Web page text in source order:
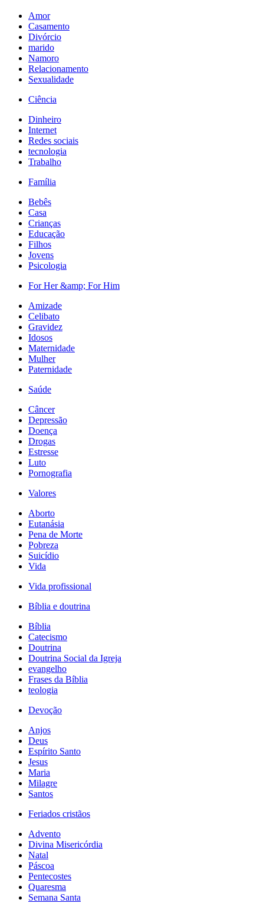
Amor
Casamento
Divórcio
marido
Namoro
Relacionamento
Sexualidade
Ciência
Dinheiro
Internet
Redes sociais
tecnologia
Trabalho
Família
Bebês
Casa
Crianças
Educação
Filhos
Jovens
Psicologia
For Her &amp; For Him
Amizade
Celibato
Gravidez
Idosos
Maternidade
Mulher
Paternidade
Saúde
Câncer
Depressão
Doença
Drogas
Estresse
Luto
Pornografia
Valores
Aborto
Eutanásia
Pena de Morte
Pobreza
Suicídio
Vida
Vida profissional
Bíblia e doutrina
Bíblia
Catecismo
Doutrina
Doutrina Social da Igreja
evangelho
Frases da Bíblia
teologia
Devoção
Anjos
Deus
Espírito Santo
Jesus
Maria
Milagre
Santos
Feriados cristãos
Advento
Divina Misericórdia
Natal
Páscoa
Pentecostes
Quaresma
Semana Santa